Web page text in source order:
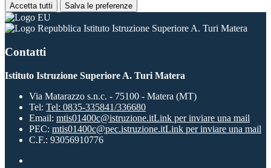
Accetta tutti Salva le preferenze
Istituto Istruzione Superiore A. Turi Matera
Contatti
Istituto Istruzione Superiore A. Turi Matera
Via Matarazzo s.n.c. - 75100 - Matera (MT)
Tel: Tel: 0835-335841/336680
Email: mtis01400c@istruzione.itLink per inviare una mail
PEC: mtis01400c@pec.istruzione.itLink per inviare una mail
C.F.: 93056910776